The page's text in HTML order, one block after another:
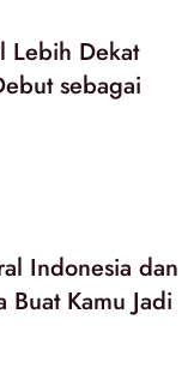
Lebih Dekat
sebagai
Indonesia dan
Buat Kamu Jadi